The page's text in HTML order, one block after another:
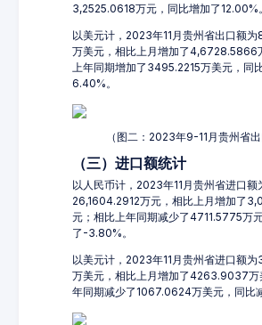
3,2525.0618万元，同比增加了12.00%。
以美元计，2023年11月贵州省出口额
万美元，相比上月增加了4,6728.5866
上年同期增加了3495.2215万美元，同
6.40%。
（图二：2023年9-11月贵州省出
（三）进口额统计
以人民币计，2023年11月贵州省进口额
26,1604.2912万元，相比上月增加了
元；相比上年同期减少了4711.5775万
了-3.80%。
以美元计，2023年11月贵州省进口额
万美元，相比上月增加了4263.9037万
年同期减少了1067.0624万美元，同比